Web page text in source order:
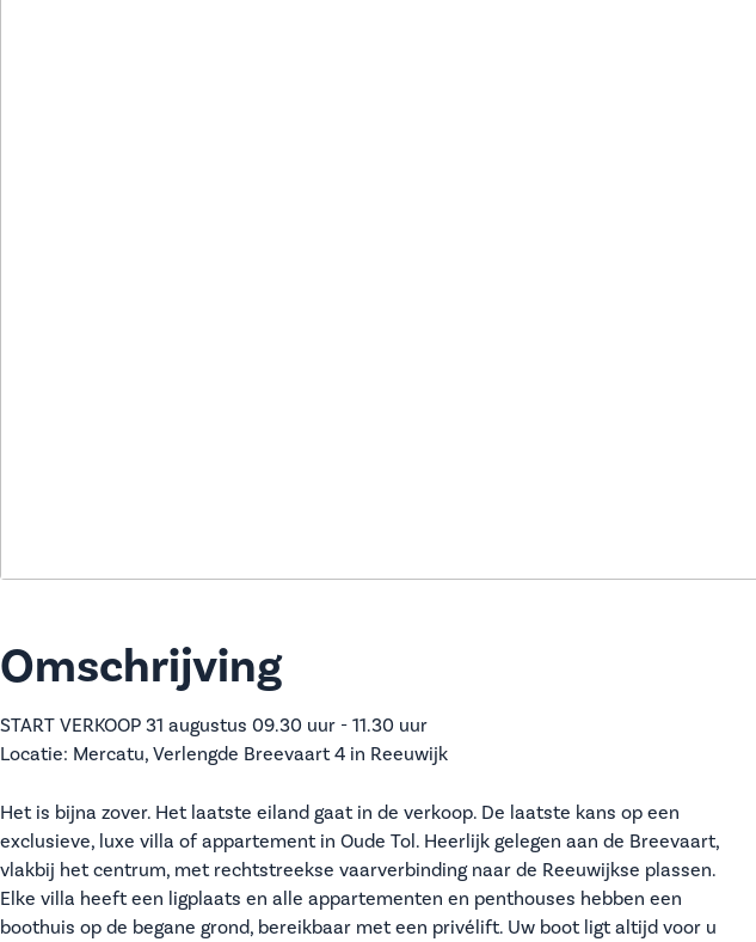
Omschrijving
START VERKOOP 31 augustus 09.30 uur - 11.30 uur
Locatie: Mercatu, Verlengde Breevaart 4 in Reeuwijk
Het is bijna zover. Het laatste eiland gaat in de verkoop. De laatste kans op een
exclusieve, luxe villa of appartement in Oude Tol. Heerlijk gelegen aan de Breevaart,
vlakbij het centrum, met rechtstreekse vaarverbinding naar de Reeuwijkse plassen.
Elke villa heeft een ligplaats en alle appartementen en penthouses hebben een
boothuis op de begane grond, bereikbaar met een privélift. Uw boot ligt altijd voor u